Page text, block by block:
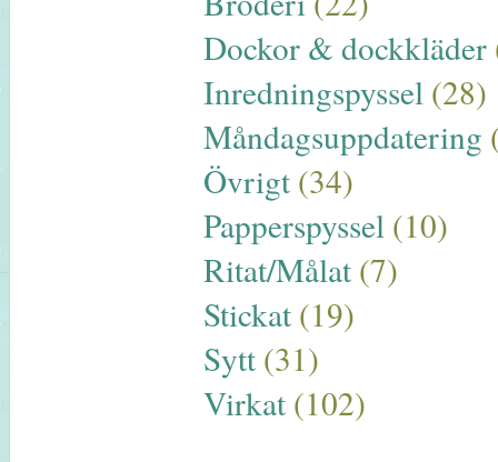
Dockor & dockkläder
Inredningspyssel (28)
Måndagsuppdatering
Övrigt (34)
Papperspyssel (10)
Ritat/Målat (7)
Stickat (19)
Sytt (31)
Virkat (102)